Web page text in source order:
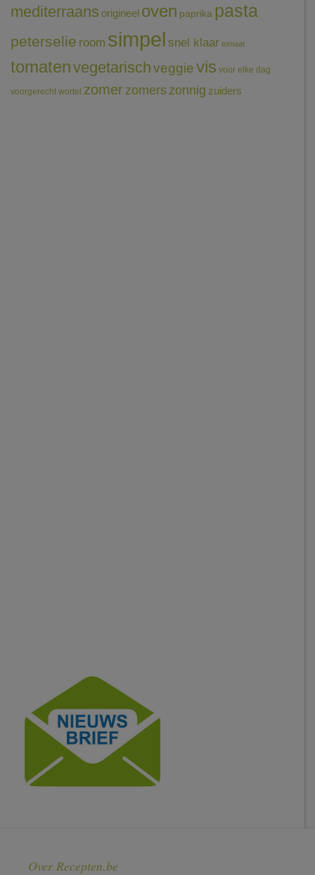
mediterraans origineel oven paprika pasta
peterselie room simpel snel klaar tomaat
tomatenvegetarischveggievis voor elke dag
voorgerecht wortel zomerzomerszonnig zuiders
Over Recepten.be